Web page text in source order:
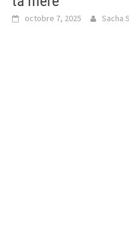
octobre 7, 2025 Sacha